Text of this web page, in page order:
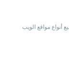
مواقع الويب